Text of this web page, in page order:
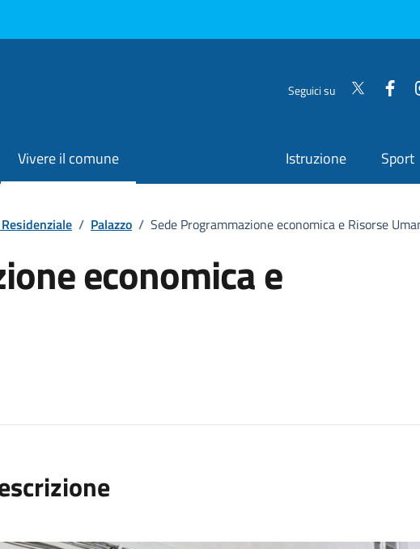
Seguici su
Vivere il comune Istruzione Sport
/ Palazzo / Sede Programmazione economica e Risorse
economica e